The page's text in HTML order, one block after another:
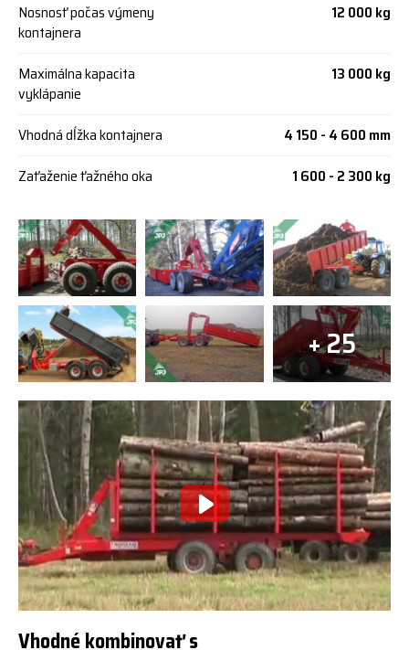
+ 25
Nosnosť počas výmeny
kontajnera
12 000 kg
Maximálna kapacita
vyklápanie
13 000 kg
Vhodná dĺžka kontajnera
4 150 - 4 600 mm
Zaťaženie ťažného oka
1 600 - 2 300 kg
Vhodné kombinovať s